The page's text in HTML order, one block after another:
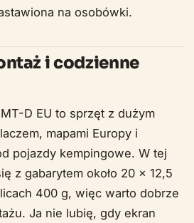
na osobówki.
i codzienne
D EU to sprzęt z dużym
mapami Europy i
pojazdy kempingowe. W tej
z gabarytem około 20 x 12,5
400 g, więc warto dobrze
Ja nie lubię, gdy ekran